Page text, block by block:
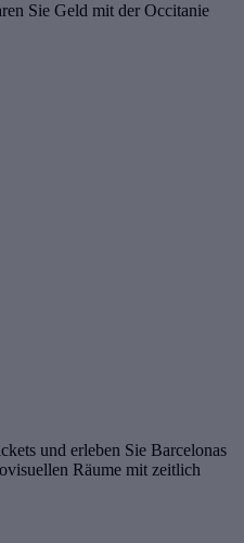
Sie Geld mit der Occitanie
und erleben Sie Barcelonas
Räume mit zeitlich